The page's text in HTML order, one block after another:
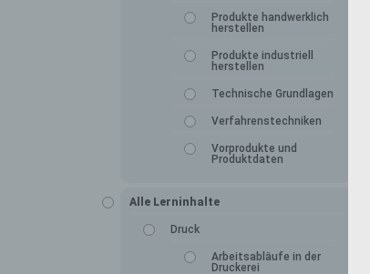
Produkte handwerklich
herstellen
Produkte industriell
herstellen
Technische Grundlagen
Verfahrenstechniken
Vorprodukte und
Produktdaten
Alle Lerninhalte
Druck
Arbeitsabläufe in der
Druckerei